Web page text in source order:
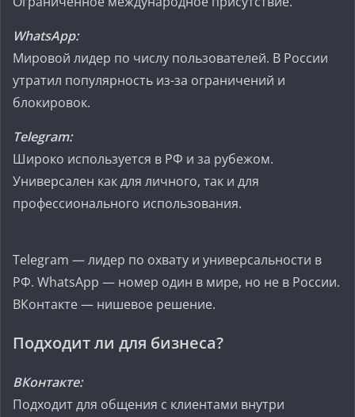
WhatsApp:
Мировой лидер по числу пользователей. В России
утратил популярность из-за ограничений и
блокировок.
Telegram:
Широко используется в РФ и за рубежом.
Универсален как для личного, так и для
профессионального использования.
Telegram — лидер по охвату и универсальности в
РФ. WhatsApp — номер один в мире, но не в России.
ВКонтакте — нишевое решение.
Подходит ли для бизнеса?
ВКонтакте:
Подходит для общения с клиентами внутри